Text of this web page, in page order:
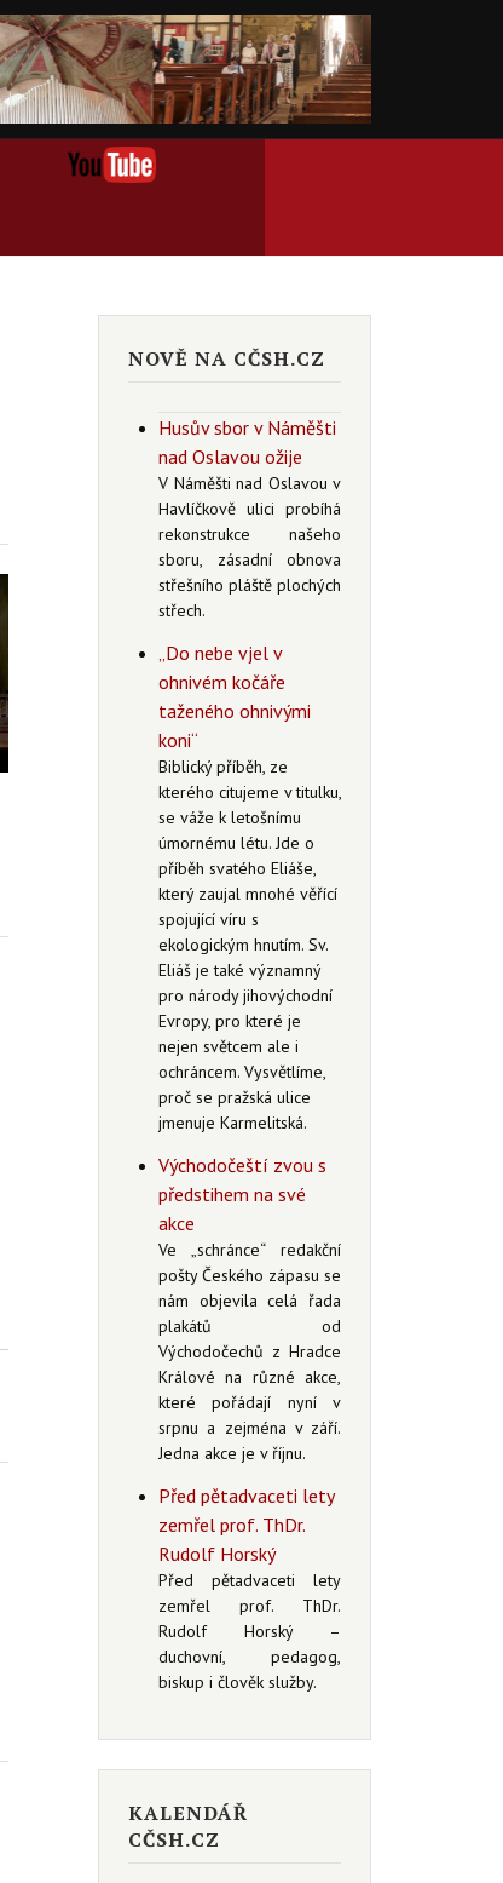
NOVĚ NA CČSH.CZ
Husův sbor v Náměšti
nad Oslavou ožije
V Náměšti nad Oslavou v
Havlíčkově ulici probíhá
rekonstrukce našeho
sboru, zásadní obnova
střešního pláště plochých
střech.
„Do nebe vjel v
ohnivém kočáře
taženého ohnivými
koni“
Biblický příběh, ze
kterého citujeme v titulku,
se váže k letošnímu
úmornému létu. Jde o
příběh svatého Eliáše,
který zaujal mnohé věřící
spojující víru s
ekologickým hnutím. Sv.
Eliáš je také významný
pro národy jihovýchodní
Evropy, pro které je
nejen světcem ale i
ochráncem. Vysvětlíme,
proč se pražská ulice
jmenuje Karmelitská.
Východočeští zvou s
předstihem na své
akce
Ve „schránce“ redakční
pošty Českého zápasu se
nám objevila celá řada
plakátů od
Východočechů z Hradce
Králové na různé akce,
které pořádají nyní v
srpnu a zejména v září.
Jedna akce je v říjnu.
Před pětadvaceti lety
zemřel prof. ThDr.
Rudolf Horský
Před pětadvaceti lety
zemřel prof. ThDr.
Rudolf Horský –
duchovní, pedagog,
biskup i člověk služby.
KALENDÁŘ
CČSH.CZ